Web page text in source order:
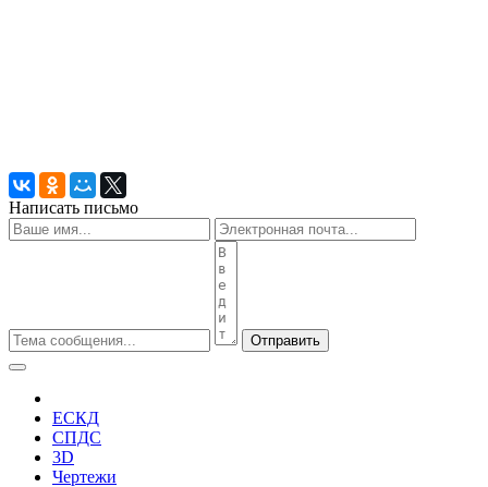
Написать письмо
Отправить
ЕСКД
СПДС
3D
Чертежи